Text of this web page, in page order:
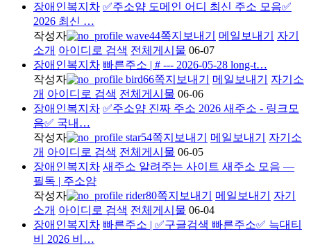
장애인복지차 ✅주소얌 도메인 어디 최신 주소 모음✅
2026 최신 …
작성자
wave44쪽지보내기 메일보내기
자기
소개 아이디로 검색 전체게시물 06-07
장애인복지차 빠른주소 | # --- 2026-05-28 long-t…
작성자
bird66쪽지보내기 메일보내기
자기소
개 아이디로 검색 전체게시물 06-06
장애인복지차 ✅주소얌 진짜 주소 2026 새주소 - 링크모
음✅ 국내…
작성자
star54쪽지보내기 메일보내기
자기소
개 아이디로 검색 전체게시물 06-05
장애인복지차 새주소 알려주는 사이트 새주소 모음 —
필독 | 주소얌
작성자
rider80쪽지보내기 메일보내기
자기
소개 아이디로 검색 전체게시물 06-04
장애인복지차 빠른주소 | ✅구글검색 빠른주소✅ 늑대티
비 2026 비…